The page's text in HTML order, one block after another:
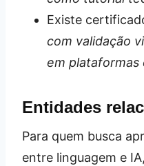
Existe
com validação
em plataformas
Entidades
Para quem busca
entre linguagem e